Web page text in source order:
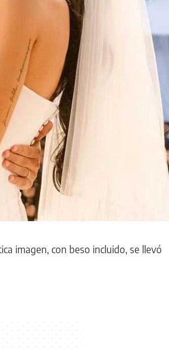
imagen, con beso incluido, se llevó